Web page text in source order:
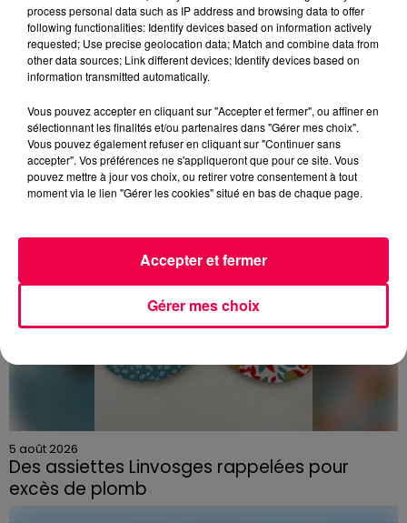
département des Vosges cherche à offrir une solution
innovante et durable pour garantir un avenir meilleur
aux enfants en grande difficulté.
5 août 2026
Des assiettes Linvosges rappelées pour
excès de plomb
Du plomb a été détecté dans deux assiettes en
process personal data such as IP address and browsing data to offer
following functionalities: Identify devices based on information actively
requested; Use precise geolocation data; Match and combine data from
other data sources; Link different devices; Identify devices based on
information transmitted automatically.
Vous pouvez accepter en cliquant sur "Accepter et fermer", ou affiner en
sélectionnant les finalités et/ou partenaires dans "Gérer mes choix".
Vous pouvez également refuser en cliquant sur "Continuer sans
accepter". Vos préférences ne s'appliqueront que pour ce site. Vous
pouvez mettre à jour vos choix, ou retirer votre consentement à tout
moment via le lien "Gérer les cookies" situé en bas de chaque page.
Gérer mes choix
Accepter et fermer